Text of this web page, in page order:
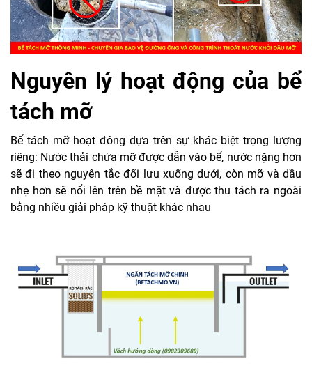
Nguyên lý hoạt động của bể
tách mỡ
Bể tách mỡ hoạt đông dựa trên sự khác biệt trọng lượng
riêng: Nước thải chứa mỡ được dẫn vào bể, nước nặng hơn
sẽ đi theo nguyên tắc đối lưu xuống dưới, còn mỡ và dầu
nhẹ hơn sẽ nổi lên trên bề mặt và được thu tách ra ngoài
bằng nhiều giải pháp kỹ thuật khác nhau